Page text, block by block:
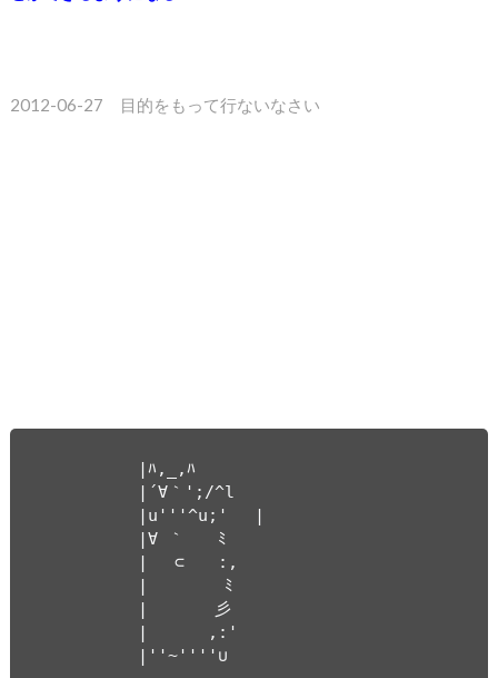
2012-06-27 目的をもって行ないなさい
|ﾊ,_,ﾊ
|´∀｀';/^l
|u'''^u;' 　|
|∀ ｀　　ﾐ
|　 ⊂　　:,
|　　　 　ﾐ
|　　　　彡
|　　 　,:'
|''~''''∪